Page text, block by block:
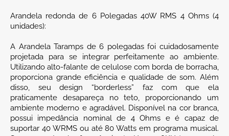
Arandela redonda de 6 Polegadas 40W RMS 4 Ohms (4
unidades):
A Arandela Taramps de 6 polegadas foi cuidadosamente
projetada para se integrar perfeitamente ao ambiente.
Utilizando alto-falante de celulose com borda de borracha,
proporciona grande eficiência e qualidade de som. Além
disso, seu design “borderless” faz com que ela
praticamente desapareça no teto, proporcionando um
ambiente moderno e agradável. Disponível na cor branca,
possui impedância nominal de 4 Ohms e é capaz de
suportar 40 WRMS ou até 80 Watts em programa musical.